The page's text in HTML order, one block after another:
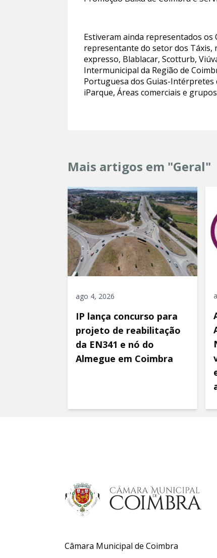
Estiveram ainda representados
representante do setor dos Táxis,
expresso, Blablacar, Scotturb,
Intermunicipal da Região de
Portuguesa dos Guias-Intérpretes
iParque, Áreas comerciais e
Mais artigos em "Geral"
ago 4, 2026
IP lança concurso para
projeto de reabilitação
da EN341 e nó do
Almegue em Coimbra
Câmara Municipal de Coimbra